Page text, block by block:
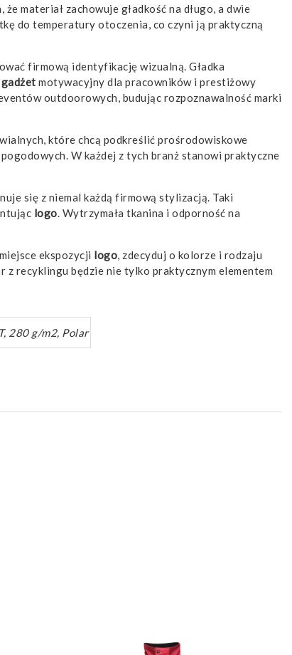
materiał zachowuje gładkość na długo, a dwie
do temperatury otoczenia, co czyni ją praktyczną
firmową identyfikację wizualną. Gładka
gadżet motywacyjny dla pracowników i prestiżowy
outdoorowych, budując rozpoznawalność marki
które chcą podkreślić prośrodowiskowe
W każdej z tych branż stanowi praktyczne
się z niemal każdą firmową stylizacją. Taki
logo . Wytrzymała tkanina i odporność na
ekspozycji logo , zdecyduj o kolorze i rodzaju
z recyklingu będzie nie tylko praktycznym elementem
280 g/m2, Polar